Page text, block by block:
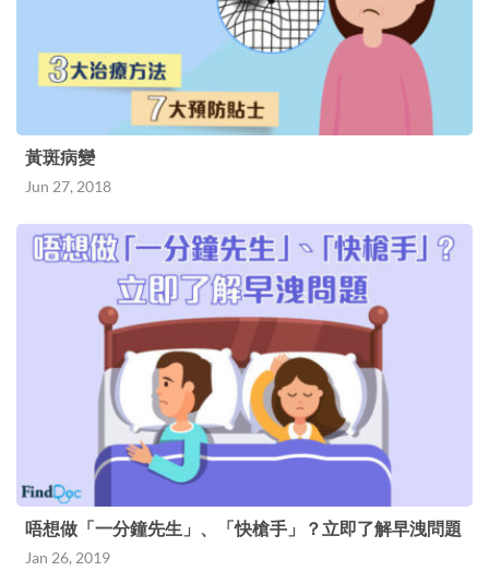
黃斑病變
Jun 27, 2018
唔想做「一分鐘先生」、「快槍手」？立即了解早洩問題
Jan 26, 2019